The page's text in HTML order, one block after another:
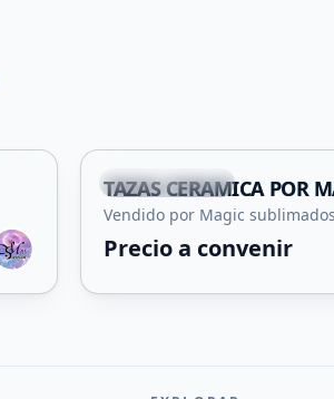
Villa Mercedes
TAZAS CERAMICA POR
Vendido por Magic sublimados
Precio a convenir